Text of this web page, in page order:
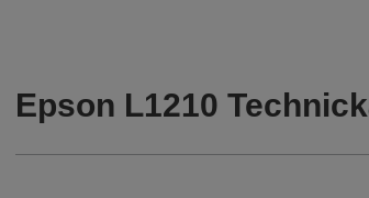
Epson L1210